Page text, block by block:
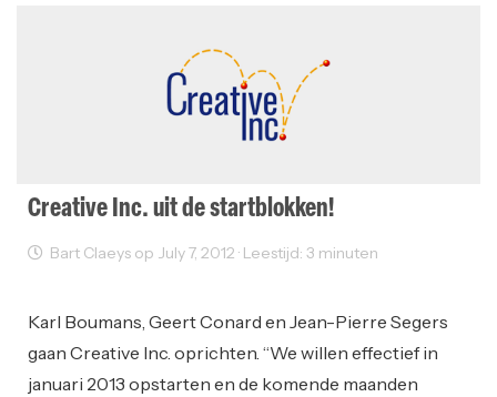
Creative Inc. uit de startblokken!
Bart Claeys op July 7, 2012 · Leestijd: 3 minuten
Karl Boumans, Geert Conard en Jean-Pierre Segers
gaan Creative Inc. oprichten. “We willen effectief in
januari 2013 opstarten en de komende maanden